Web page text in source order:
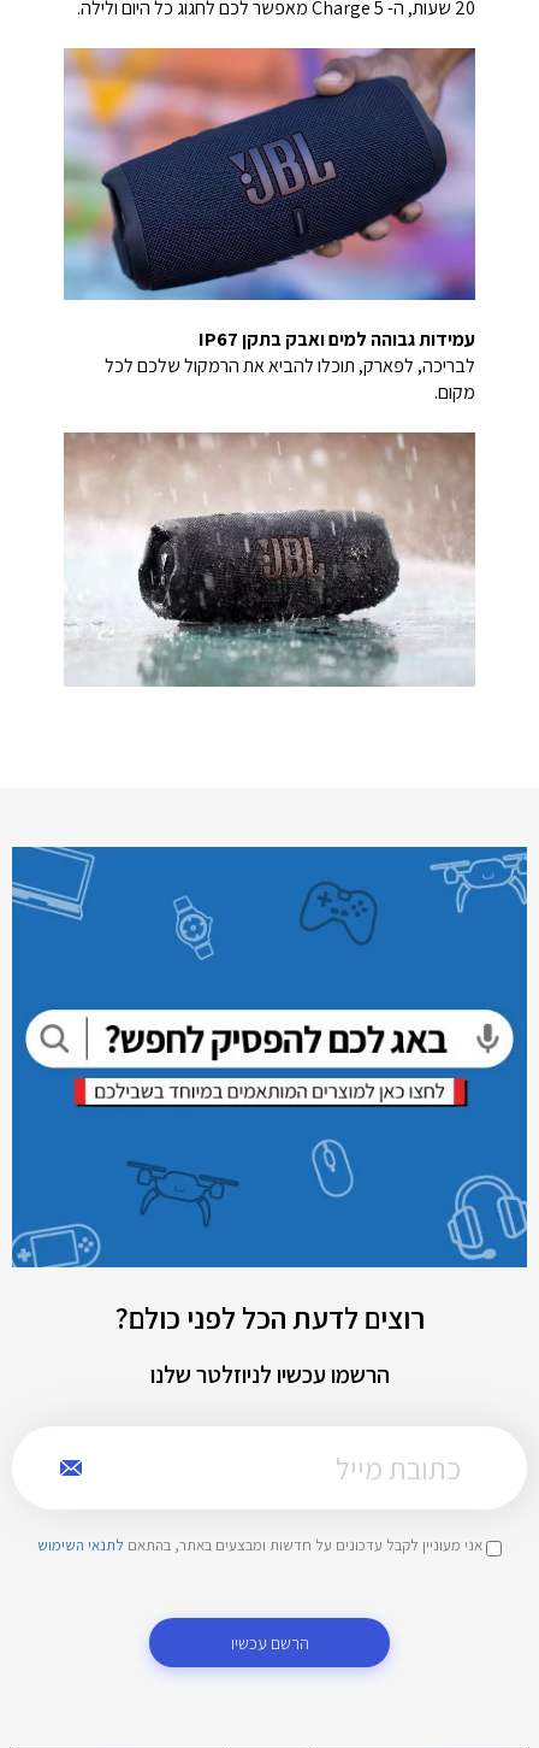
20 שעות, ה- Charge 5 מאפשר לכם לחגוג כל היום ולילה.
עמידות גבוהה למים ואבק בתקן IP67
לבריכה, לפארק, תוכלו להביא את הרמקול שלכם לכל
מקום.
רוצים לדעת הכל לפני כולם?
הרשמו עכשיו לניוזלטר שלנו
אני מעוניין לקבל עדכונים על חדשות ומבצעים באתר, בהתאם לתנאי השימוש
הרשם עכשיו